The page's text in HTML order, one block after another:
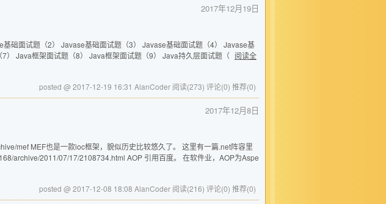
2017年12月19日
础面试题（2） Javase基础面试题（3） Javase基础面试题（4） Javase基
Java框架面试题（8） Java框架面试题（9） Java持久层面试题（ 阅读全
posted @ 2017-12-19 16:31 AlanCoder 阅读(273) 评论(0) 推荐(0)
2017年12月8日
mef MEF也是一款ioc框架，貌似历史比较悠久了。 这里有一篇.net阵容里
archive/2011/07/17/2108734.html AOP 引用百度。 在软件业，AOP为Aspe
posted @ 2017-12-08 18:08 AlanCoder 阅读(216) 评论(0) 推荐(0)